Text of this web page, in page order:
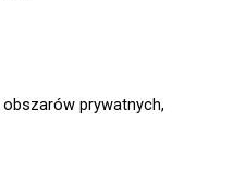
prywatnych,